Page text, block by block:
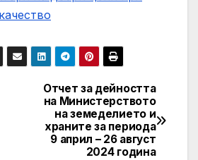
Отчет за дейността
на Министерството
на земеделието и
храните за периода
9 април – 26 август
2024 година